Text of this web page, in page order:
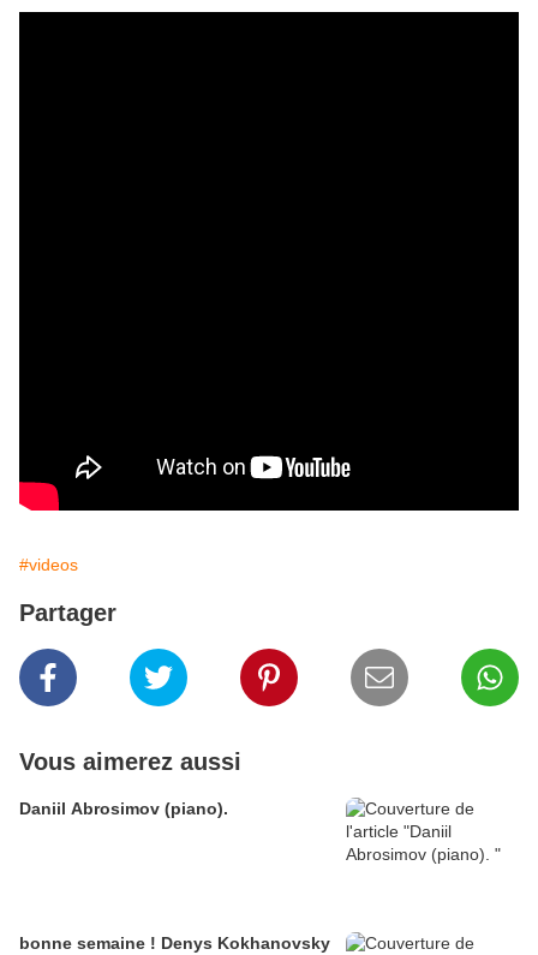
#videos
Partager
Vous aimerez aussi
Daniil Abrosimov (piano).
bonne semaine ! Denys Kokhanovsky